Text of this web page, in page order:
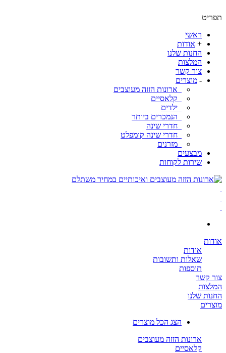
ראשי
אודות
החנות שלנו
המלצות
צור קשר
מוצרים
ארונות הזזה מעוצבים
קלאסיים
ילדים
הנמכרים ביותר
חדרי שינה
חדרי שינה קומפלט
מזרנים
מבצעים
שירות לקוחות
אודות
שאלות ותשובות
תוספות
קשר
שלנו
הצג הכל מוצרים
ארונות הזזה מעוצבים
קלאסיים